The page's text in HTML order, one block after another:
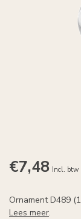
€7,48 Incl. btw
Ornament D489
Lees meer.